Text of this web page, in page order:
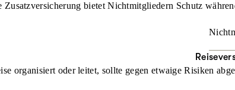
Zusatzversicherung bietet Nichtmitgliedern Schutz
organisiert oder leitet, sollte gegen etwaige Risiken